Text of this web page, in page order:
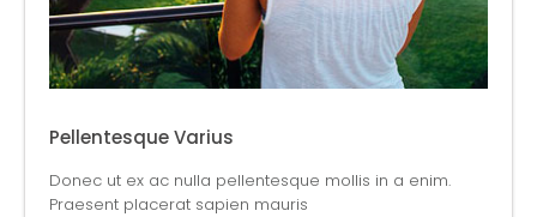
Pellentesque Varius
Donec ut ex ac nulla pellentesque mollis in a enim.
Praesent placerat sapien mauris